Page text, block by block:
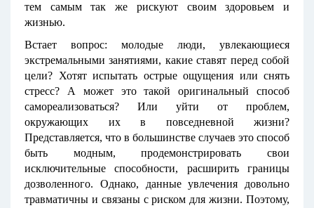
тем самым так же рискуют своим здоровьем и
жизнью.
Встает вопрос: молодые люди, увлекающиеся
экстремальными занятиями, какие ставят перед собой
цели? Хотят испытать острые ощущения или снять
стресс? А может это такой оригинальный способ
самореализоваться? Или уйти от проблем,
окружающих их в повседневной жизни?
Представляется, что в большинстве случаев это способ
быть модным, продемонстрировать свои
исключительные способности, расширить границы
дозволенного. Однако, данные увлечения довольно
травматичны и связаны с риском для жизни. Поэтому,